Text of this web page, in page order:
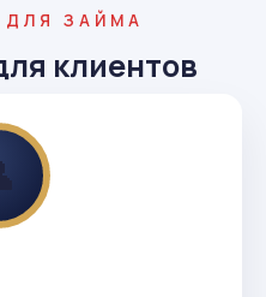
ЗАЙМА
клиентов